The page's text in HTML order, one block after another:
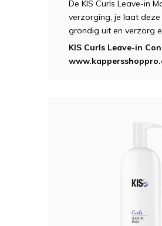
De KIS Curls Leave-in
verzorging, je laat
grondig uit en verzorg
KIS Curls Leave-in